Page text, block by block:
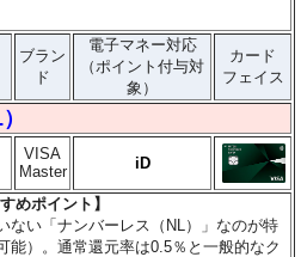
ブラン
ド
電子マネー対応
（ポイント付与対
象）
カード
フェイス
VISA
Master
iD
めポイント】
ない「ナンバーレス（NL）」なのが特
能）。通常還元率は0.5％と一般的なク